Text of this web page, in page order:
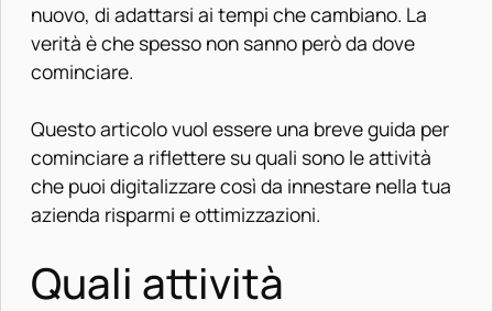
nuovo, di adattarsi ai tempi che cambiano. La
verità è che spesso non sanno però da dove
cominciare.
Questo articolo vuol essere una breve guida per
cominciare a riflettere su quali sono le attività
che puoi digitalizzare così da innestare nella tua
azienda risparmi e ottimizzazioni.
Quali attività